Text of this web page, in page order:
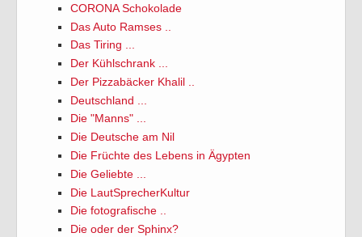
CORONA Schokolade
Das Auto Ramses ..
Das Tiring ...
Der Kühlschrank ...
Der Pizzabäcker Khalil ..
Deutschland ...
Die "Manns" ...
Die Deutsche am Nil
Die Früchte des Lebens in Ägypten
Die Geliebte ...
Die LautSprecherKultur
Die fotografische ..
Die oder der Sphinx?